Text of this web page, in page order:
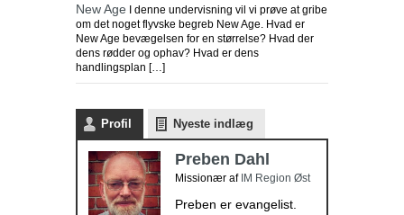
New Age I denne undervisning vil vi prøve at gribe
om det noget flyvske begreb New Age. Hvad er
New Age bevægelsen for en størrelse? Hvad der
dens rødder og ophav? Hvad er dens
handlingsplan […]
Profil Nyeste indlæg
Preben Dahl
Missionær af IM Region Øst
Preben er evangelist.